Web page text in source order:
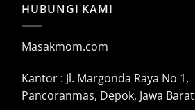
HUBUNGI KAMI
Masakmom.com
Kantor : Jl. Margonda Raya No 1,
Pancoranmas, Depok, Jawa Barat